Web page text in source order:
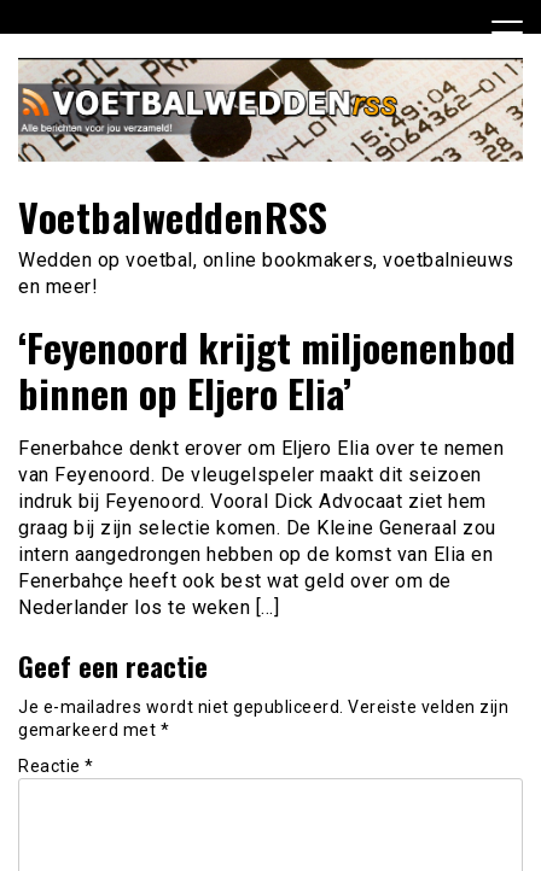
naar
inhoud
VoetbalweddenRSS
Wedden op voetbal, online bookmakers, voetbalnieuws
en meer!
‘Feyenoord krijgt miljoenenbod
binnen op Eljero Elia’
Fenerbahce denkt erover om Eljero Elia over te nemen
van Feyenoord. De vleugelspeler maakt dit seizoen
indruk bij Feyenoord. Vooral Dick Advocaat ziet hem
graag bij zijn selectie komen. De Kleine Generaal zou
intern aangedrongen hebben op de komst van Elia en
Fenerbahçe heeft ook best wat geld over om de
Nederlander los te weken […]
Geef een reactie
Je e-mailadres wordt niet gepubliceerd. Vereiste velden zijn
gemarkeerd met *
Reactie *